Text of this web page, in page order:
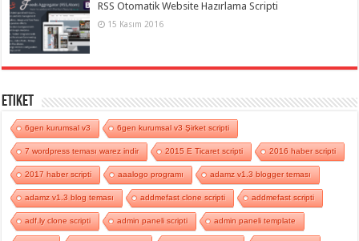
RSS Otomatik Website Hazırlama Scripti
15 Kasım 2016
Etiket
6gen kurumsal v3 6gen kurumsal v3 Şirket scripti
7 wordpress teması warez indir 2015 E Ticaret scripti 2016 haber scripti
2017 haber scripti aaalogo programı adamz v1.3 blogger teması
adamz v1.3 blog teması addmefast clone scripti addmefast scripti
adf.ly clone scripti admin paneli scripti admin paneli template